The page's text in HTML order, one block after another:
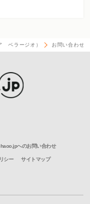
ベラージオ） お問い合わせ
へのお問い合わせ
シー サイトマップ